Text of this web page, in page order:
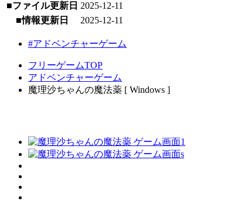
■ファイル更新日 2025-12-11
■情報更新日
2025-12-11
#アドベンチャーゲーム
フリーゲームTOP
アドベンチャーゲーム
魔理沙ちゃんの魔法薬 [ Windows ]